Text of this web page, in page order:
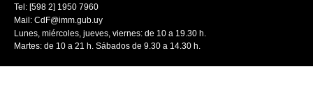
Tel: [598 2] 1950 7960
Mail: CdF@imm.gub.uy
Lunes, miércoles, jueves, viernes: de 10 a 19.30 h.
Martes: de 10 a 21 h. Sábados de 9.30 a 14.30 h.